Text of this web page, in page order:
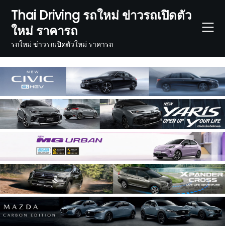
content
Thai Driving รถใหม่ ข่าวรถเปิดตัว
ใหม่ ราคารถ
รถใหม่ ข่าวรถเปิดตัวใหม่ ราคารถ